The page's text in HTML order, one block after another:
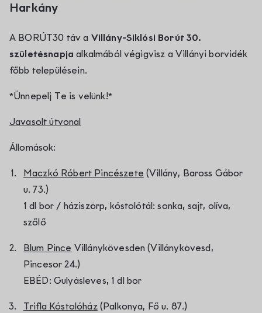
Harkány
A BORÚT30 táv a Villány-Siklósi Borút 30.
születésnapja alkalmából végigvisz a Villányi borvidék
főbb településein.
*Ünnepelj Te is velünk!*
Javasolt útvonal
Állomások:
Maczkó Róbert Pincészete (Villány, Baross Gábor
u. 73.)
1 dl bor / háziszörp, kóstolótál: sonka, sajt, olíva,
szőlő
Blum Pince Villánykövesden (Villánykövesd,
Pincesor 24.)
EBÉD: Gulyásleves, 1 dl bor
Trifla Kóstolóház(Palkonya, Fő u. 87.)